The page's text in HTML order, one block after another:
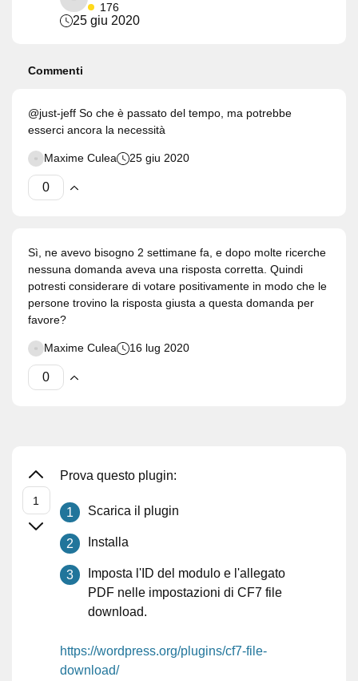
176
25 giu 2020
Commenti
@just-jeff So che è passato del tempo, ma potrebbe
esserci ancora la necessità
Maxime Culea 25 giu 2020
Sì, ne avevo bisogno 2 settimane fa, e dopo molte ricerche
nessuna domanda aveva una risposta corretta. Quindi
potresti considerare di votare positivamente in modo che le
persone trovino la risposta giusta a questa domanda per
favore?
Maxime Culea 16 lug 2020
Prova questo plugin:
Scarica il plugin
Installa
Imposta l'ID del modulo e l'allegato
PDF nelle impostazioni di CF7 file
download.
https://wordpress.org/plugins/cf7-file-
download/